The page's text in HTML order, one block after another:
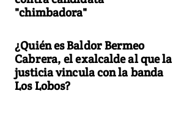
"chimbadora"
¿Quién es Baldor Bermeo
Cabrera, el exalcalde al que la
justicia vincula con la banda
Los Lobos?